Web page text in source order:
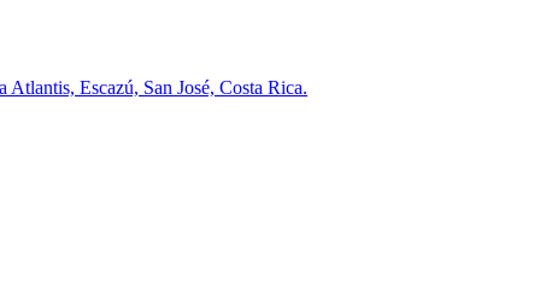
Atlantis, Escazú, San José, Costa Rica.